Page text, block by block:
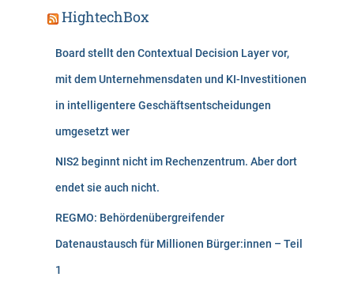
HightechBox
Board stellt den Contextual Decision Layer vor,
mit dem Unternehmensdaten und KI-Investitionen
in intelligentere Geschäftsentscheidungen
umgesetzt wer
NIS2 beginnt nicht im Rechenzentrum. Aber dort
endet sie auch nicht.
REGMO: Behördenübergreifender
Datenaustausch für Millionen Bürger:innen – Teil
1